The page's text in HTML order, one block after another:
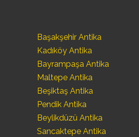
Başakşehir Antika
Kadıköy Antika
Bayrampaşa Antika
Maltepe Antika
Beşiktaş Antika
Pendik Antika
Beylikdüzü Antika
Sancaktepe Antika